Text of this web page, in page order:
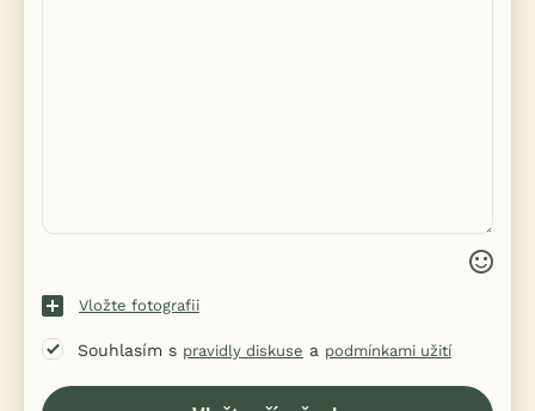
Vložte fotografii
Souhlasím s pravidly diskuse a podmínkami užití